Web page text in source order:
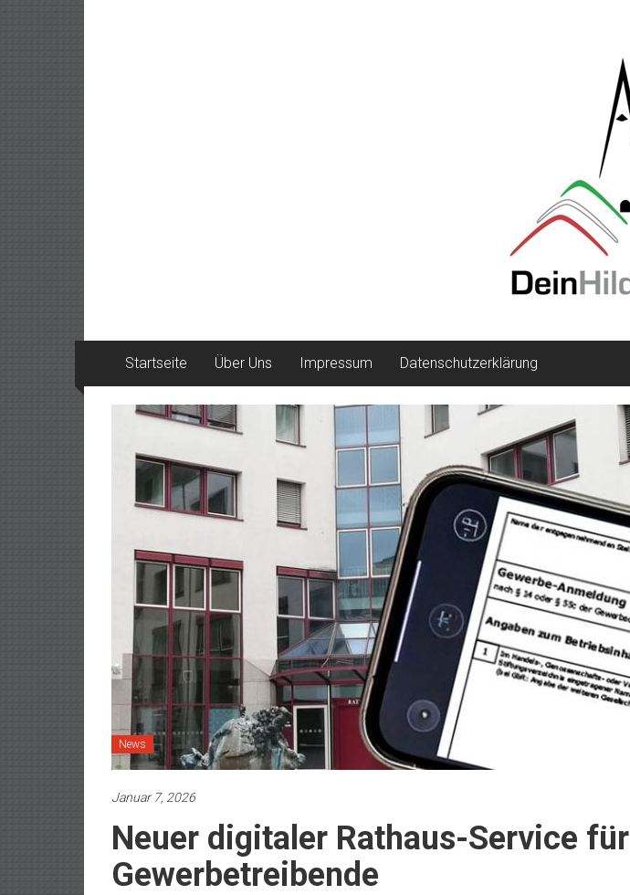
Startseite Über Uns Impressum Datenschutzerklärung
News
Januar 7, 2026
Neuer digitaler Rathaus-Service für
Gewerbetreibende